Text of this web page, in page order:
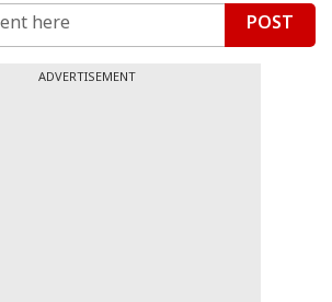
POST
ADVERTISEMENT